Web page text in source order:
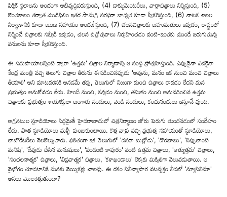
పిక్నిక్ స్థలాలను అందంగా అభివృద్ధిపరుస్తుంది, (4) డాక్యుమెంటరీలు, వార్తాచిత్రాలు నిర్మిస్తుంది, (5)
కొంతకాలం తర్వాత ముడిఫిలిం ఇతర సామగ్రి సరఫరా బాధ్యత కూడా స్వీకరిస్తుంది, (6) నాటక శాలల
నిర్మాణానికి కూడా ఋణ సహాయం అందజేస్తుంది, (7) చలనచిత్రాలకు బహుమతులు ఇవ్వడం, రాష్ట్రంలో
నిర్మించే చిత్రాలకు సబ్సిడీ ఇవ్వడం, చలన చిత్రోత్సవాలు నిర్వహించడం వంటి-ఇంతకు ముందే జరుగుతున్న
పనులను కూడా స్వీకరిస్తుంది.
ఈ సదుపాయాలన్నింటి ద్వారా 'ఉత్తమ' చిత్రాల నిర్మాణాన్ని ఆ సంస్థ ప్రోత్సహిస్తుంది. ఎప్పుడైనా ఎవరైనా
కేంద్ర మంత్రి వచ్చి తెలుగు చిత్రాల తీరును ఈసడించినప్పుడు 'అవును, మనం ఇక నుంచి మంచి చిత్రాలు
తీయాలి' అని మాటవరసకి అనడమే తప్ప, తెలుగులో నిజంగా మంచి చిత్రాలు రావడం లేదని మన
ప్రభుత్వం అనుకోవడం లేదు. హిందీ నుంచి, కన్నడం నుంచి, తమిళం నుంచి అనువదించిన ఉత్తమ
చిత్రాలకు ప్రభుత్వం శాయశక్తులా బంగారు నందులు, వెండి నందులు, కంచునందులు ఇస్తూనే వుంది.
అగ్రనటుల స్టూడియోలు సిద్ధమైతే హైదరాబాదులో చిత్రనిర్మాణం జోరు పెరుగు తుందనడంలో సందేహం
లేదు. పాత స్టూడియోలు మళ్ళీ పుంజుకుంటాయి. కొత్త వాళ్లు వచ్చి ప్రభుత్వ సహాయంతో స్టూడియోలు,
లాబొరేటరీలు నెలకొల్పుతారు. ఫలితంగా ఇక తెలుగులో 'దసరా బుల్లోడు', 'దొరబాబు', 'నిప్పులాంటి
మనిషి', 'దేవుడు చేసిన మనుషులు', 'పండంటి కాపురం' వంటి ఉత్తమ చిత్రాలు, 'అత్యుత్తమ' చిత్రాలు,
'సంచలనాత్మక' చిత్రాలు, 'విప్లవాత్మక' చిత్రాలు, 'కళాఖండాలు' లెక్కకు మిక్కిలిగా వెలువడుతాయి. ఆ
వైభోగం చూడటానికి మనకు వెయ్యికళ్లు చాలవు. ఈ రకం సినీవ్యాపార వటవృక్షం నీడలో 'న్యూసినిమా'
అసలు మొలకెత్తుతుందా?